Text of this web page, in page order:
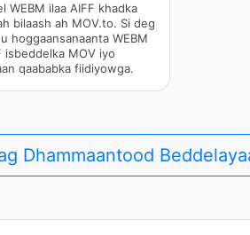
WEBM ilaa AIFF khadka
bilaash ah MOV.to. Si deg
hoggaansanaanta WEBM
isbeddelka MOV iyo
qaababka fiidiyowga.
Dhammaantood